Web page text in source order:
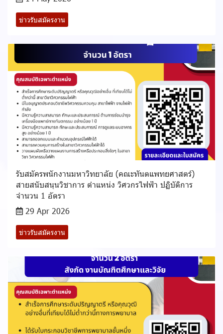
ข่าวรับสมัครงาน
รับสมัครพนักงานมหาวิทยาลัย (คณะทันตแพทยศาสตร์)
สายสนับสนุนวิชาการ ตำแหน่ง วิศวกรไฟฟ้า ปฏิบัติการ
จำนวน 1 อัตรา
29 Apr 2026
ข่าวรับสมัครงาน